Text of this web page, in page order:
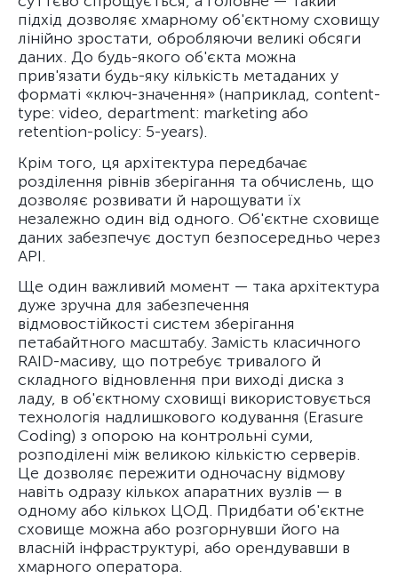
підхід дозволяє хмарному об'єктному сховищу
лінійно зростати, обробляючи великі обсяги
даних. До будь-якого об'єкта можна
прив'язати будь-яку кількість метаданих у
форматі «ключ-значення» (наприклад, content-
type: video, department: marketing або
retention-policy: 5-years).
Крім того, ця архітектура передбачає
розділення рівнів зберігання та обчислень, що
дозволяє розвивати й нарощувати їх
незалежно один від одного. Об'єктне сховище
даних забезпечує доступ безпосередньо через
API.
Ще один важливий момент — така архітектура
дуже зручна для забезпечення
відмовостійкості систем зберігання
петабайтного масштабу. Замість класичного
RAID-масиву, що потребує тривалого й
складного відновлення при виході диска з
ладу, в об'єктному сховищі використовується
технологія надлишкового кодування (Erasure
Coding) з опорою на контрольні суми,
розподілені між великою кількістю серверів.
Це дозволяє пережити одночасну відмову
навіть одразу кількох апаратних вузлів — в
одному або кількох ЦОД. Придбати об'єктне
сховище можна або розгорнувши його на
власній інфраструктурі, або орендувавши в
хмарного оператора.